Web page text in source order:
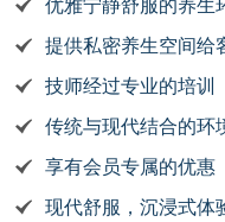
优雅宁静舒服的养生
提供私密养生空间给
技师经过专业的培训
传统与现代结合的环
享有会员专属的优惠
现代舒服，沉浸式体